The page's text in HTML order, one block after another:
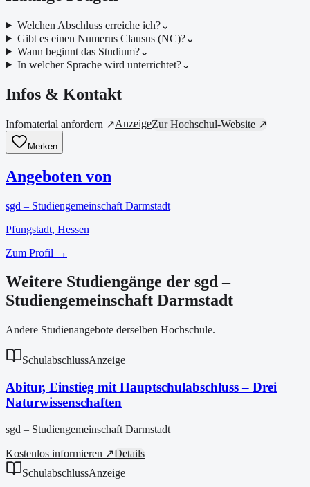
Welchen Abschluss erreiche ich?⌄
Gibt es einen Numerus Clausus (NC)?⌄
Wann beginnt das Studium?⌄
In welcher Sprache wird unterrichtet?⌄
Infos & Kontakt
Infomaterial anfordern ↗AnzeigeZur Hochschul-Website ↗
Merken
Angeboten von
sgd – Studiengemeinschaft Darmstadt
Pfungstadt, Hessen
Zum Profil →
Weitere Studiengänge der sgd –
Studiengemeinschaft Darmstadt
Andere Studienangebote derselben Hochschule.
SchulabschlussAnzeige
Abitur, Einstieg mit Hauptschulabschluss – Drei
Naturwissenschaften
sgd – Studiengemeinschaft Darmstadt
Kostenlos informieren ↗Details
SchulabschlussAnzeige